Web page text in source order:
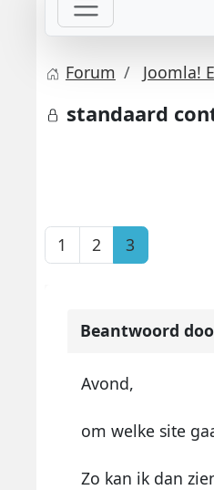
Forum Joomla!
standaard
1 2 3
Beantwoord
Avond,
om welke site
Zo kan ik dan